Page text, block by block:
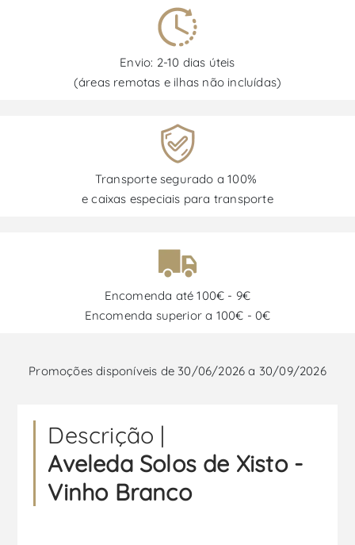
Envio: 2-10 dias úteis
(áreas remotas e ilhas não incluídas)
Transporte segurado a 100%
e caixas especiais para transporte
Encomenda até 100€ - 9€
Encomenda superior a 100€ - 0€
Promoções disponíveis de 30/06/2026 a 30/09/2026
Descrição |
Aveleda Solos de Xisto -
Vinho Branco